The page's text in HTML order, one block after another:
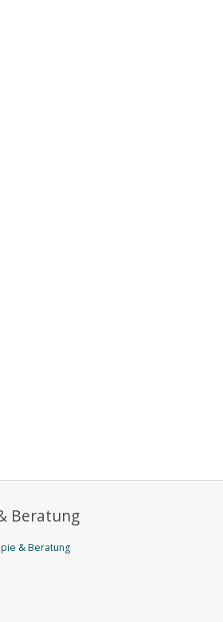
Beratung
& Beratung